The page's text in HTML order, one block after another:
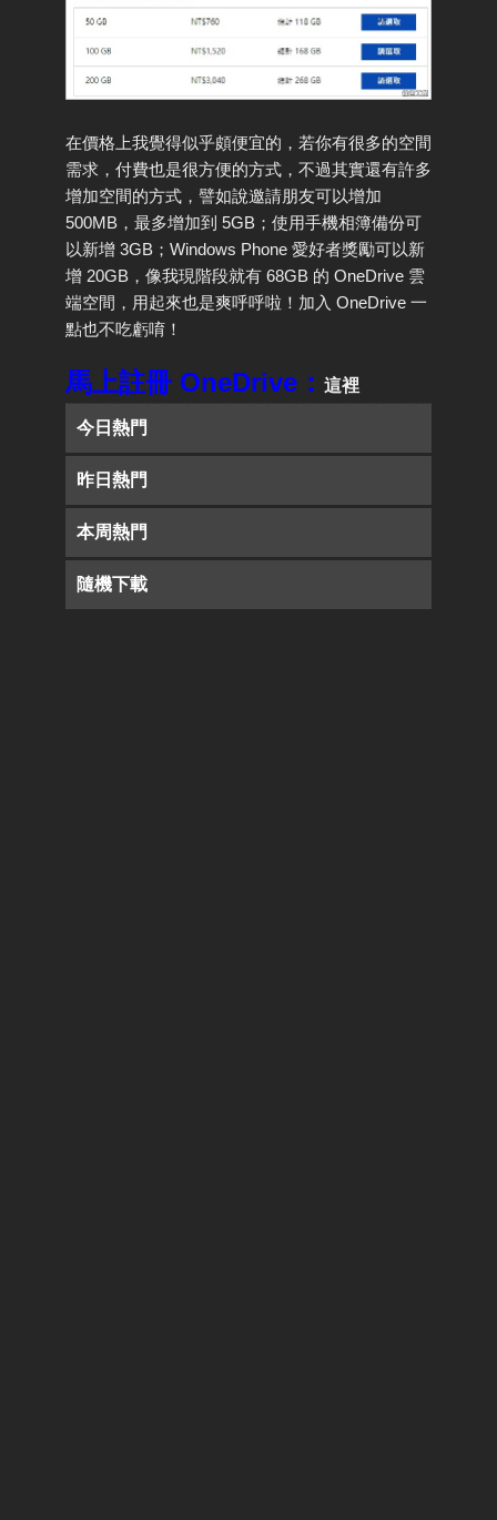
在價格上我覺得似乎頗便宜的，若你有很多的空間
需求，付費也是很方便的方式，不過其實還有許多
增加空間的方式，譬如說邀請朋友可以增加
500MB，最多增加到 5GB；使用手機相簿備份可
以新增 3GB；Windows Phone 愛好者獎勵可以新
增 20GB，像我現階段就有 68GB 的 OneDrive 雲
端空間，用起來也是爽呼呼啦！加入 OneDrive 一
點也不吃虧唷！
馬上註冊 OneDrive： 這裡
今日熱門
昨日熱門
本周熱門
隨機下載